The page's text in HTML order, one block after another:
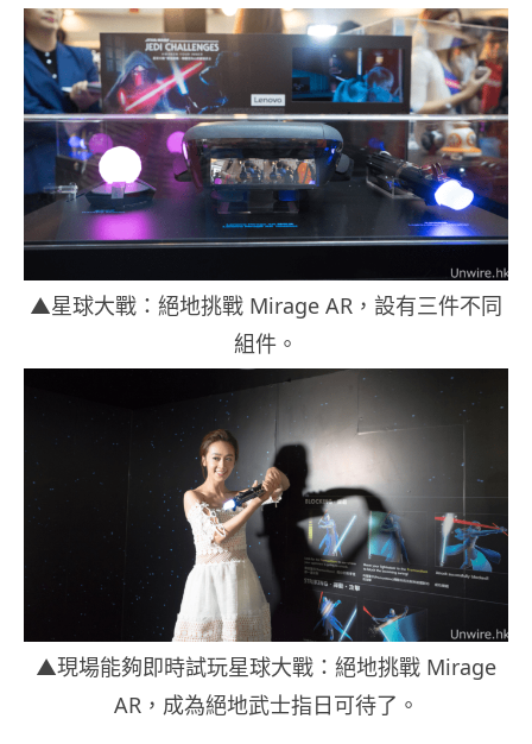
▲星球大戰：絕地挑戰 Mirage AR，設有三件不同
組件。
▲現場能夠即時試玩星球大戰：絕地挑戰 Mirage
AR，成為絕地武士指日可待了。